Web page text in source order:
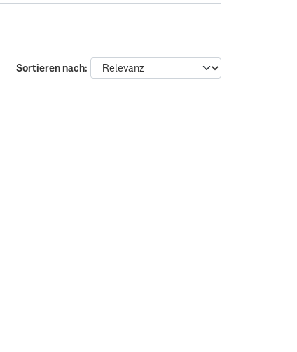
Sortieren nach